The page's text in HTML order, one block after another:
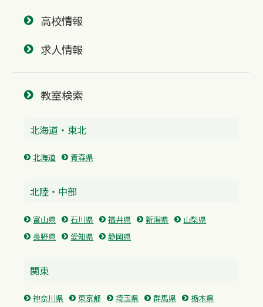
高校情報
求人情報
教室検索
北海道・東北
北海道 青森県
北陸・中部
富山県 石川県 福井県 新潟県
山梨県
長野県
愛知県 静岡県
関東
神奈川県 東京都 埼玉県 群馬県
栃木県